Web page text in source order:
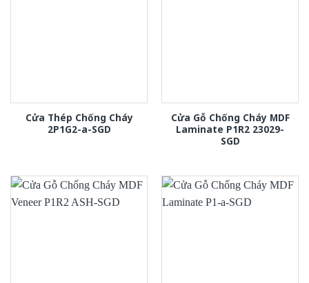
Cửa Thép Chống Cháy
2P1G2-a-SGD
Cửa Gỗ Chống Cháy MDF
Laminate P1R2 23029-
SGD